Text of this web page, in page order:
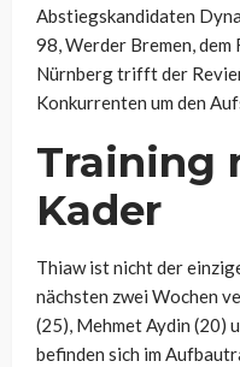
Abstiegskandidaten
98, Werder Bremen, dem
Nürnberg trifft der
Konkurrenten um den
Training
Kader
Thiaw ist nicht der
nächsten zwei Wochen
(25), Mehmet Aydin (20)
befinden sich im